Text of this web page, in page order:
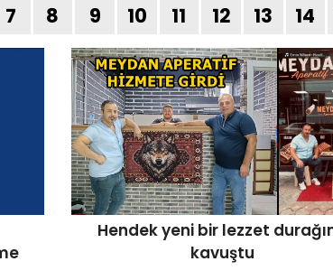
7 8 9 10 11 12 13 14
Hendek yeni bir lezzet
kavuştu
Sakaryaspor'un rakibi Altınordu
ligden çekildi!